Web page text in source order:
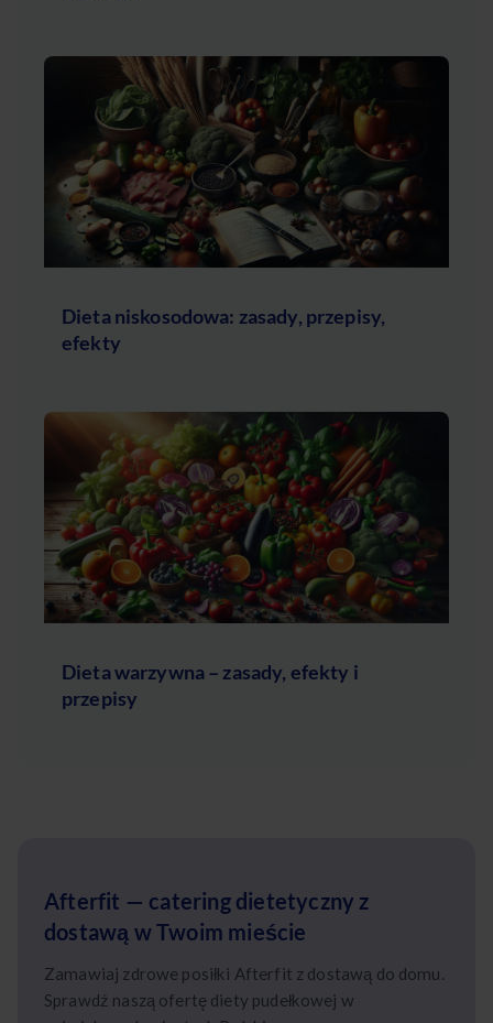
Dieta niskosodowa: zasady, przepisy,
efekty
Dieta warzywna – zasady, efekty i
przepisy
Afterfit — catering dietetyczny z
dostawą w Twoim mieście
Zamawiaj zdrowe posiłki Afterfit z dostawą do domu.
Sprawdź naszą ofertę diety pudełkowej w